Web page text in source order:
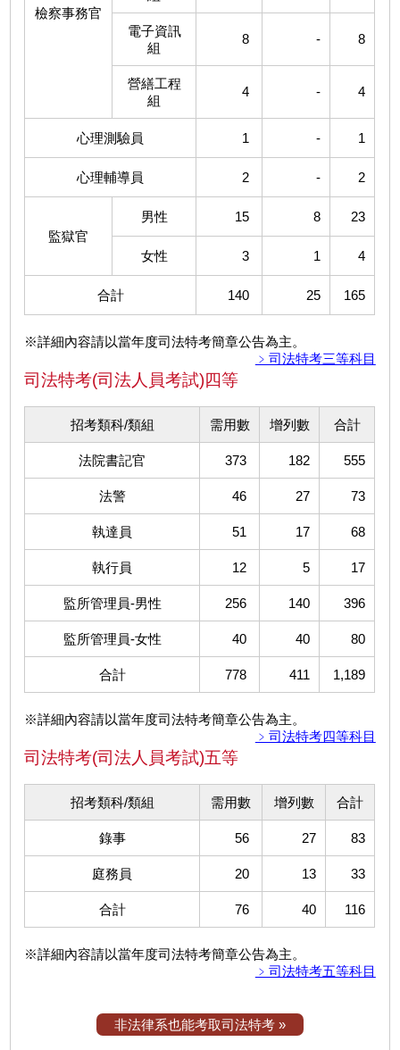
檢察事務官
電子資訊
組
8 - 8
營繕工程
組
4 - 4
心理測驗員 1 - 1
心理輔導員 2 - 2
監獄官
男性 15 8 23
女性 3 1 4
合計 140 25 165
※詳細內容請以當年度司法特考簡章公告為主。
﹥司法特考三等科目
司法特考(司法人員考試)四等
招考類科/類組 需用數 增列數 合計
法院書記官 373 182 555
法警 46 27 73
執達員 51 17 68
執行員 12 5 17
監所管理員-男性 256 140 396
監所管理員-女性 40 40 80
合計 778 411 1,189
※詳細內容請以當年度司法特考簡章公告為主。
﹥司法特考四等科目
司法特考(司法人員考試)五等
招考類科/類組 需用數 增列數 合計
錄事 56 27 83
庭務員 20 13 33
合計 76 40 116
※詳細內容請以當年度司法特考簡章公告為主。
﹥司法特考五等科目
非法律系也能考取司法特考 »